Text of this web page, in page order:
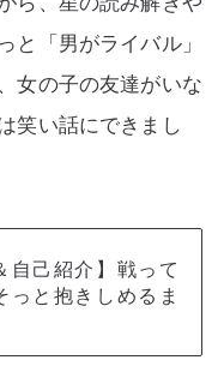
と「男がライバル」
女の子の友達がいな
笑い話にできまし
自己紹介】戦って
っと抱きしめるま